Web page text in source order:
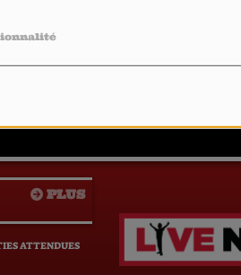
PLUS
ATTENDUES